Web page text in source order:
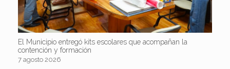
El Municipio entregó kits escolares que acompañan la
contención y formación
7 agosto 2026